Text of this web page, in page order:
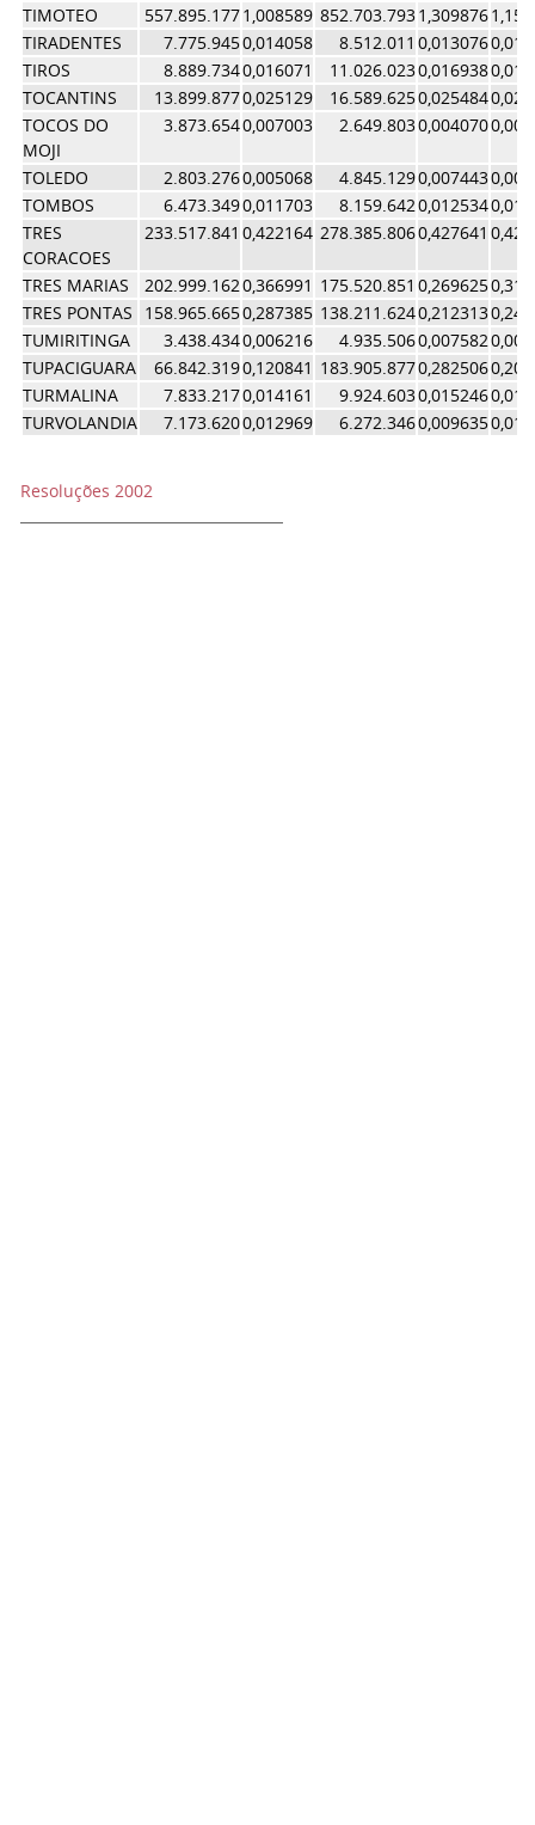
TIMOTEO 557.895.1771,008589 852.703.7931,309876
TIRADENTES
7.775.9450,014058 8.512.011 0,013076
TIROS
8.889.7340,016071 11.026.0230,016938
TOCANTINS
13.899.8770,025129 16.589.6250,025484
TOCOS DO
MOJI
3.873.6540,007003 2.649.8030,004070
TOLEDO 2.803.2760,005068 4.845.1290,007443
TOMBOS
6.473.3490,011703 8.159.6420,012534
TRES
CORACOES
233.517.841 0,422164 278.385.8060,427641
TRES MARIAS 202.999.1620,366991 175.520.851 0,269625
TRES PONTAS
158.965.6650,287385 138.211.6240,212313
TUMIRITINGA
3.438.4340,006216 4.935.5060,007582
TUPACIGUARA
66.842.3190,120841 183.905.8770,282506
TURMALINA
7.833.2170,014161 9.924.6030,015246
TURVOLANDIA
7.173.6200,012969 6.272.3460,009635
Resoluções 2002